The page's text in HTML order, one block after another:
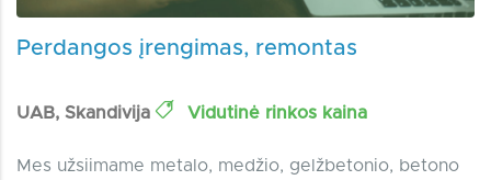
Perdangos įrengimas, remontas
UAB, Skandivija Vidutinė rinkos kaina
Mes užsiimame metalo, medžio, gelžbetonio, betono